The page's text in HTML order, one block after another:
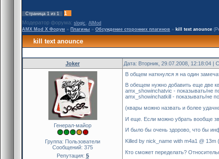
Страница 1 из 1
1
Модератор форума: slogic
AlMod
AMX Mod X Форум » Плагины » Обсуждение сторонних плагинов » kill text anounce
kill text anounce
Joker Дата: Вторник, 29.07.2008, 12:18:04 |
Генерал-майор
Группа: Пользователи
Сообщений: 375
Репутация: 5
В общем наткнулся я на один
В обещем нужно добавить еще две
amx_showinchatvic - показывать/не
amx_showinchatkill - показывать/не
(квары можно назвать и более
И еще. Если можно убрать вообще
И было бы очень здорово, что бы
Killed by nick_name with m4a1 @
Кто сможет переделать?